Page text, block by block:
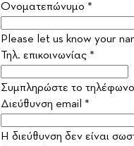
Ονοματεπώνυμο *
Please let us know your
Τηλ. επικοινωνίας *
Συμπληρώστε το
Διεύθυνση email *
Η διεύθυνση δεν είναι